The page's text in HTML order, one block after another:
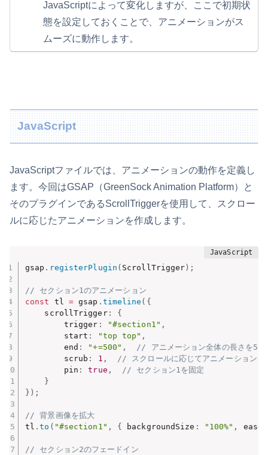
JavaScriptによって変化しますが、ここで初期状
態を設定しておくことで、アニメーションがス
ムーズに動作します。
JavaScript
JavaScriptファイルでは、アニメーションの動作を定義し
ます。今回はGSAP（GreenSock Animation Platform）と
そのプラグインであるScrollTriggerを使用して、スクロー
ルに応じたアニメーションを作成します。
gsap . registerPlugin ( ScrollTrigger ) ;
// セクション1のアニメーション
const tl = gsap . timeline ( {
    scrollTrigger
:
{
        trigger
: "#section1" ,
        start
: "top top" ,
        end
: "+=500" ,
// アニメーション全体の長さを
        scrub
: 1 ,
// スクロールに応じてアニメーションを
        pin
: true ,
// セクション1を固定
}
} ) ;
// 背景画像を拡大
tl .to ( "#section1" , { backgroundSize : "100%" , ease
// セクション2のフェードイン